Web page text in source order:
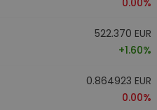
522.370 EUR
+1.60%
0.864923 EUR
0.00%